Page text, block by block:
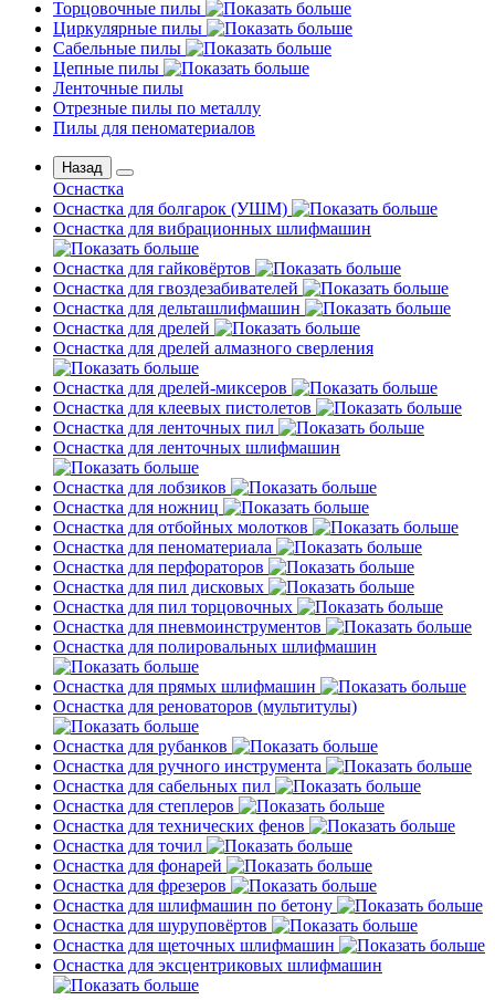
Торцовочные пилы
Циркулярные пилы
Сабельные пилы
Цепные пилы
Ленточные пилы
Отрезные пилы по металлу
Пилы для пеноматериалов
Назад
Оснастка
Оснастка для болгарок (УШМ)
Оснастка для вибрационных шлифмашин
Оснастка для гайковёртов
Оснастка для гвоздезабивателей
Оснастка для дельташлифмашин
Оснастка для дрелей
Оснастка для дрелей алмазного сверления
Оснастка для дрелей-миксеров
Оснастка для клеевых пистолетов
Оснастка для ленточных пил
Оснастка для ленточных шлифмашин
Оснастка для лобзиков
Оснастка для ножниц
Оснастка для отбойных молотков
Оснастка для пеноматериала
Оснастка для перфораторов
Оснастка для пил дисковых
Оснастка для пил торцовочных
Оснастка для пневмоинструментов
Оснастка для полировальных шлифмашин
Оснастка для прямых шлифмашин
Оснастка для реноваторов (мультитулы)
Оснастка для рубанков
Оснастка для ручного инструмента
Оснастка для сабельных пил
Оснастка для степлеров
Оснастка для технических фенов
Оснастка для точил
Оснастка для фонарей
Оснастка для фрезеров
Оснастка для шлифмашин по бетону
Оснастка для шуруповёртов
Оснастка для щеточных шлифмашин
Оснастка для эксцентриковых шлифмашин